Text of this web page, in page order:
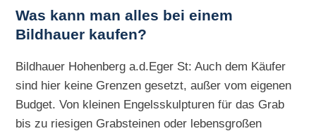
Was kann man alles bei einem
Bildhauer kaufen?
Bildhauer Hohenberg a.d.Eger St: Auch dem Käufer
sind hier keine Grenzen gesetzt, außer vom eigenen
Budget. Von kleinen Engelsskulpturen für das Grab
bis zu riesigen Grabsteinen oder lebensgroßen